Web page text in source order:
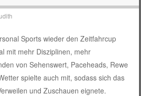
Sports wieder den Zeitfahrcup
mit mehr Disziplinen, mehr
von Sehenswert, Paceheads, Rewe
spielte auch mit, sodass sich das
und Zuschauen eignete.